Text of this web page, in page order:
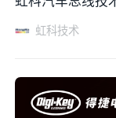
虹科技术